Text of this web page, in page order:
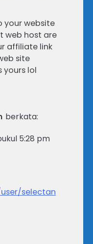
your website
web host are
affiliate link
site
yours lol
berkata:
5:28 pm
selectan